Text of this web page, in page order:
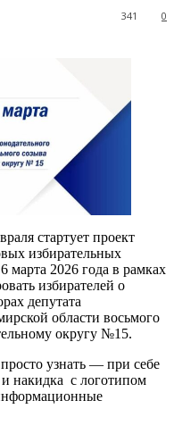
0
341
стартует проект
избирательных
марта 2026 года в рамках
избирателей о
депутата
области восьмого
округу №15.
узнать — при себе
накидка с логотипом